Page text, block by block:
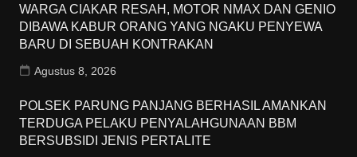
WARGA CIAKAR RESAH, MOTOR NMAX DAN GENIO
DIBAWA KABUR ORANG YANG NGAKU PENYEWA
BARU DI SEBUAH KONTRAKAN
Agustus 8, 2026
POLSEK PARUNG PANJANG BERHASIL AMANKAN
TERDUGA PELAKU PENYALAHGUNAAN BBM
BERSUBSIDI JENIS PERTALITE